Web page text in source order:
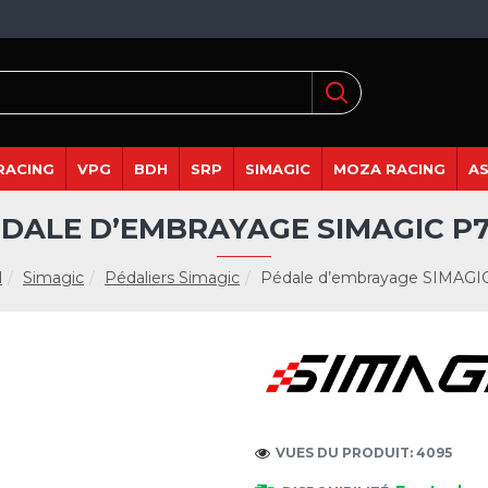
VPG BDH SRP SIMAGIC MOZA RACING
Simagic Pédaliers Simagic Pédale d’embrayage
D’EMBRAYAGE SIMAGIC
VUES DU PRODUIT: 4095